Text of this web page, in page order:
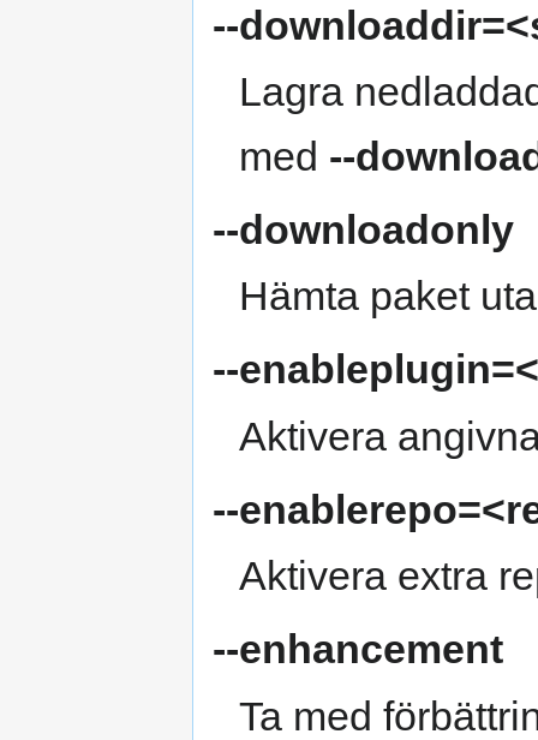
--
Lagra
med --
--downloadonly
Hämta paket
--
Aktivera
--
Aktivera extra
--enhancement
Ta med